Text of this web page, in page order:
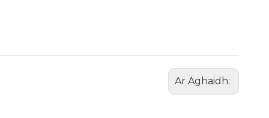
Ar Aghaidh: